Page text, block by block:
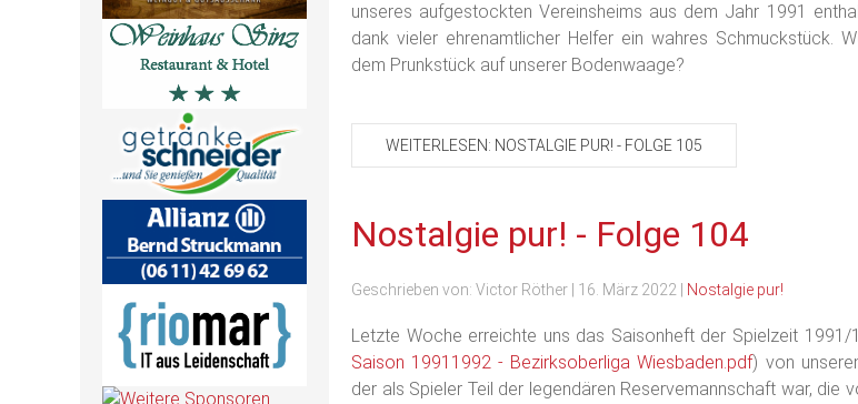
unseres aufgestockten Vereinsheims aus dem Jahr 1991
dank vieler ehrenamtlicher Helfer ein wahres Schmuckstück.
dem Prunkstück auf unserer Bodenwaage?
WEITERLESEN: NOSTALGIE PUR! - FOLGE 105
Nostalgie pur! - Folge 104
Geschrieben von: Victor Röther 16. März 2022 Nostalgie pur!
Letzte Woche erreichte uns das Saisonheft der Spielzeit 1991/
Saison 19911992 - Bezirksoberliga Wiesbaden.pdf) von
der als Spieler Teil der legendären Reservemannschaft war, die